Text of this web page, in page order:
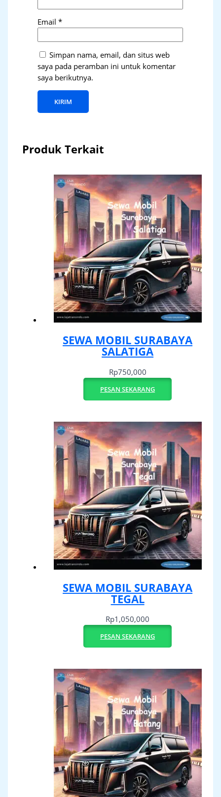
Email*
Simpan nama, email, dan situs web
saya pada peramban ini untuk komentar
saya berikutnya.
Produk Terkait
SEWA MOBIL SURABAYA
SALATIGA
Rp750,000
PESAN SEKARANG
SEWA MOBIL SURABAYA
TEGAL
Rp1,050,000
PESAN SEKARANG